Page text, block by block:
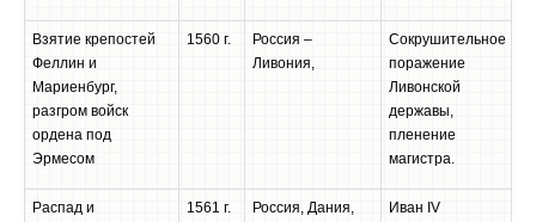
Взятие крепостей
Феллин и
Мариенбург,
разгром войск
ордена под
Эрмесом
1560 г.
Россия –
Ливония,
Сокрушительное
поражение
Ливонской
державы,
пленение
магистра.
Распад и
1561 г.
Россия, Дания,
Иван IV